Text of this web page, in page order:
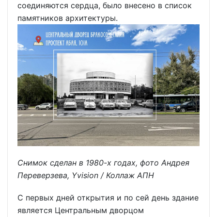
соединяются сердца, было внесено в список
памятников архитектуры.
Снимок сделан в 1980-х годах, фото Андрея
Переверзева, Yvision / Коллаж АПН
С первых дней открытия и по сей день здание
является Центральным дворцом